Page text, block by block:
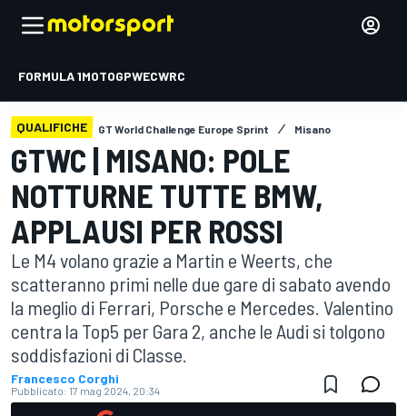
FORMULA 1MOTOGPWECWRC
QUALIFICHE GT World Challenge Europe Sprint Misano
GTWC | MISANO: POLE
NOTTURNE TUTTE BMW,
APPLAUSI PER ROSSI
Le M4 volano grazie a Martin e Weerts, che
scatteranno primi nelle due gare di sabato avendo
la meglio di Ferrari, Porsche e Mercedes. Valentino
centra la Top5 per Gara 2, anche le Audi si tolgono
soddisfazioni di Classe.
Francesco Corghi
Pubblicato: 17 mag 2024, 20:34